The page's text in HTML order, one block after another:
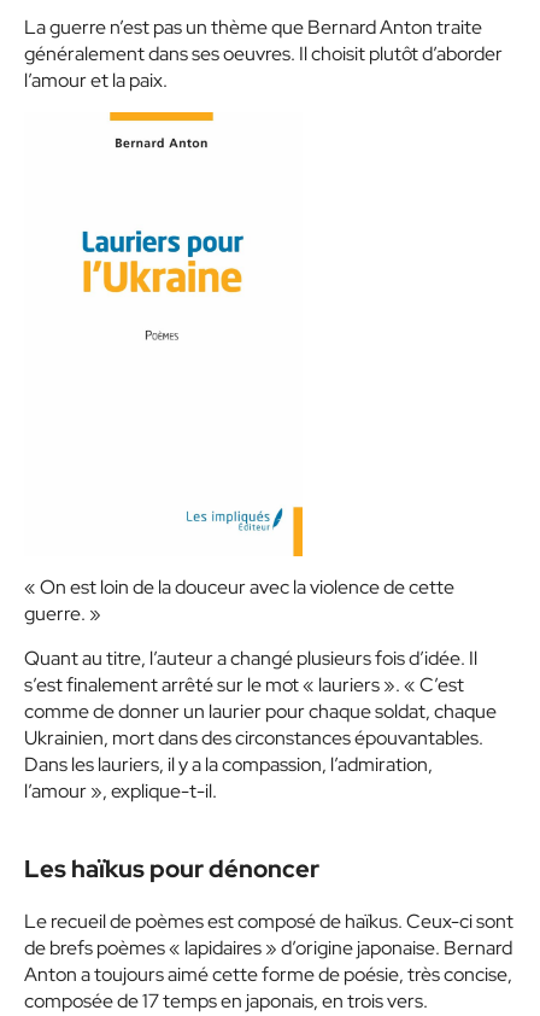
La guerre n’est pas un thème que Bernard Anton traite
généralement dans ses oeuvres. Il choisit plutôt d’aborder
l’amour et la paix.
« On est loin de la douceur avec la violence de cette
guerre. »
Quant au titre, l’auteur a changé plusieurs fois d’idée. Il
s’est finalement arrêté sur le mot « lauriers ». « C’est
comme de donner un laurier pour chaque soldat, chaque
Ukrainien, mort dans des circonstances épouvantables.
Dans les lauriers, il y a la compassion, l’admiration,
l’amour », explique-t-il.
Les haïkus pour dénoncer
Le recueil de poèmes est composé de haïkus. Ceux-ci sont
de brefs poèmes « lapidaires » d’origine japonaise. Bernard
Anton a toujours aimé cette forme de poésie, très concise,
composée de 17 temps en japonais, en trois vers.